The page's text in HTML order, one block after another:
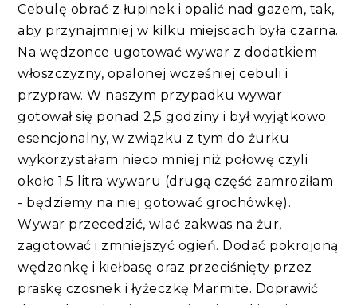
Cebulę obrać z łupinek i opalić nad gazem, tak,
aby przynajmniej w kilku miejscach była czarna.
Na wędzonce ugotować wywar z dodatkiem
włoszczyzny, opalonej wcześniej cebuli i
przypraw. W naszym przypadku wywar
gotował się ponad 2,5 godziny i był wyjątkowo
esencjonalny, w związku z tym do żurku
wykorzystałam nieco mniej niż połowę czyli
około 1,5 litra wywaru (drugą część zamroziłam
- będziemy na niej gotować grochówkę).
Wywar przecedzić, wlać zakwas na żur,
zagotować i zmniejszyć ogień. Dodać pokrojoną
wędzonkę i kiełbasę oraz przeciśnięty przez
praskę czosnek i łyżeczkę Marmite. Doprawić